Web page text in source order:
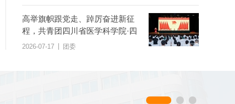
高举旗帜跟党走、踔厉奋进新征
程，共青团四川省医学科学院·四
川省人民医院第二次代表大会胜
2026-07-17 团委